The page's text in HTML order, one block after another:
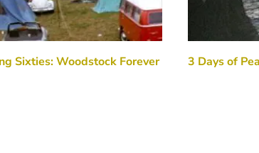
Sixties: Woodstock Forever 3 Days of